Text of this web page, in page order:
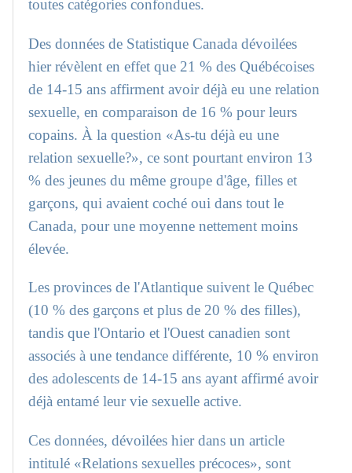
toutes catégories confondues.
Des données de Statistique Canada dévoilées
hier révèlent en effet que 21 % des Québécoises
de 14-15 ans affirment avoir déjà eu une relation
sexuelle, en comparaison de 16 % pour leurs
copains. À la question «As-tu déjà eu une
relation sexuelle?», ce sont pourtant environ 13
% des jeunes du même groupe d'âge, filles et
garçons, qui avaient coché oui dans tout le
Canada, pour une moyenne nettement moins
élevée.
Les provinces de l'Atlantique suivent le Québec
(10 % des garçons et plus de 20 % des filles),
tandis que l'Ontario et l'Ouest canadien sont
associés à une tendance différente, 10 % environ
des adolescents de 14-15 ans ayant affirmé avoir
déjà entamé leur vie sexuelle active.
Ces données, dévoilées hier dans un article
intitulé «Relations sexuelles précoces», sont